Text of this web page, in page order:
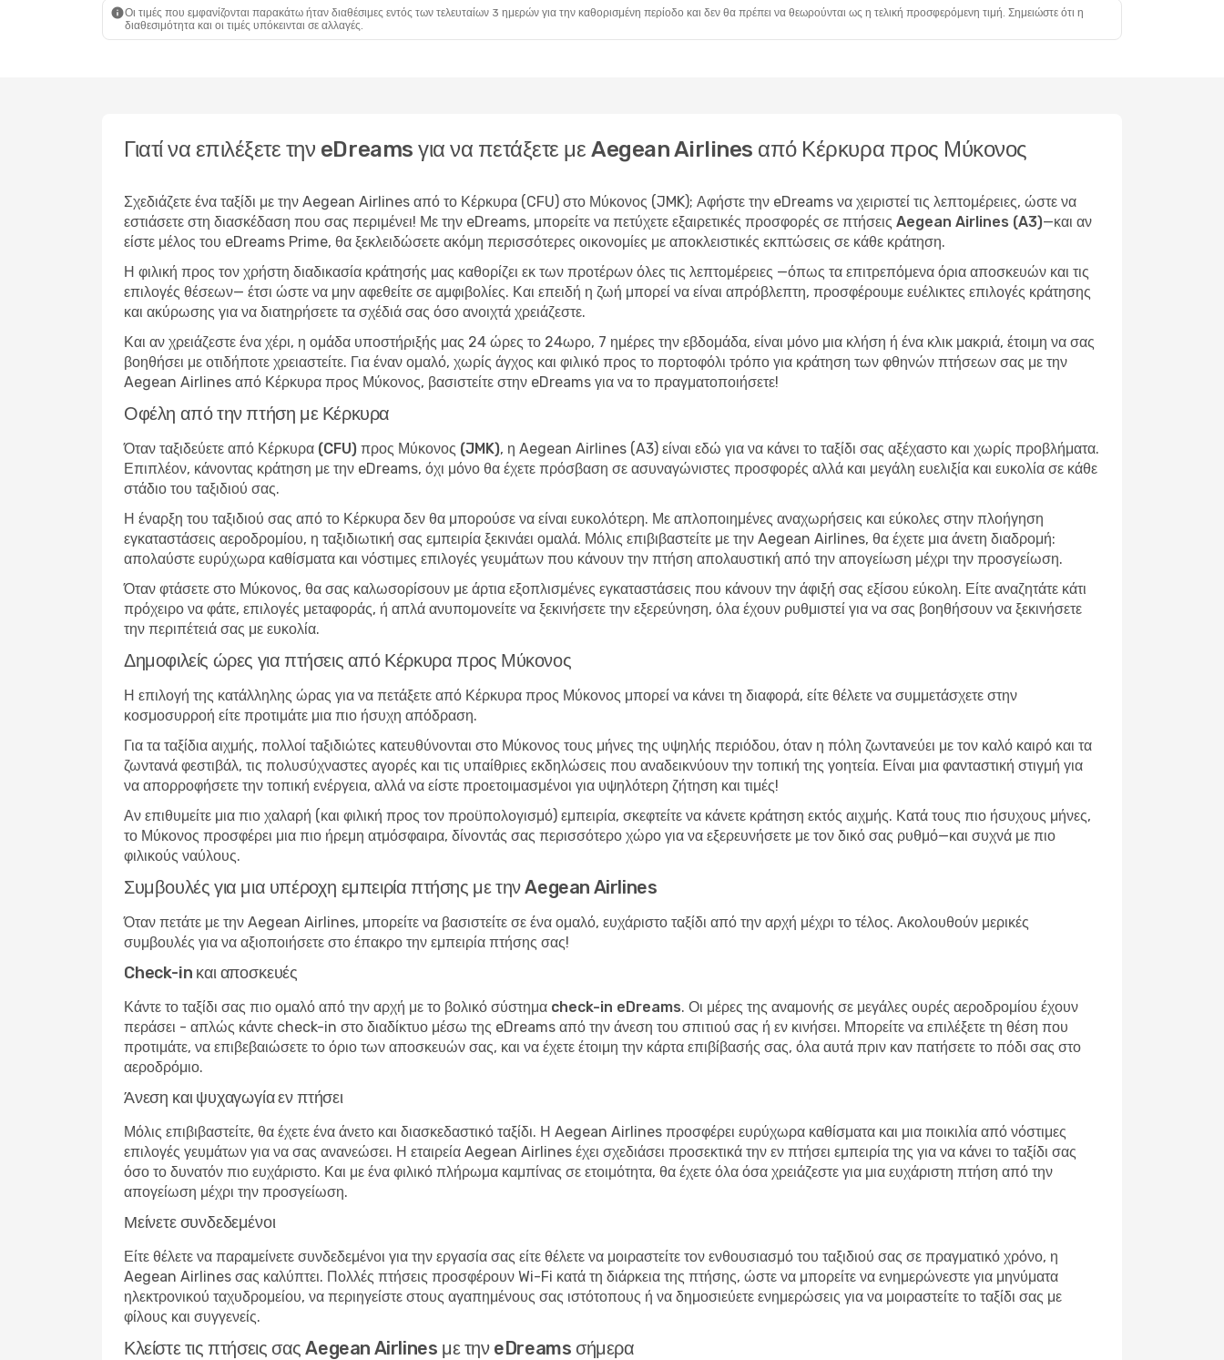
Οι τιμές που εμφανίζονται παρακάτω ήταν διαθέσιμες εντός των τελευταίων 3 ημερών για την καθορισμένη περίοδο και δεν θα πρέπει να θεωρούνται ως η τελική προσφερόμενη τιμή. Σημειώστε ότι η
διαθεσιμότητα και οι τιμές υπόκεινται σε αλλαγές.
Γιατί να επιλέξετε την eDreams για να πετάξετε με Aegean Airlines από Κέρκυρα προς Μύκονος
Σχεδιάζετε ένα ταξίδι με την Aegean Airlines από το Κέρκυρα (CFU) στο Μύκονος (JMK); Αφήστε την eDreams να χειριστεί τις λεπτομέρειες, ώστε να
εστιάσετε στη διασκέδαση που σας περιμένει! Με την eDreams, μπορείτε να πετύχετε εξαιρετικές προσφορές σε πτήσεις Aegean Airlines (A3)—και αν
είστε μέλος του eDreams Prime, θα ξεκλειδώσετε ακόμη περισσότερες οικονομίες με αποκλειστικές εκπτώσεις σε κάθε κράτηση.
Η φιλική προς τον χρήστη διαδικασία κράτησής μας καθορίζει εκ των προτέρων όλες τις λεπτομέρειες —όπως τα επιτρεπόμενα όρια αποσκευών και τις
επιλογές θέσεων— έτσι ώστε να μην αφεθείτε σε αμφιβολίες. Και επειδή η ζωή μπορεί να είναι απρόβλεπτη, προσφέρουμε ευέλικτες επιλογές κράτησης
και ακύρωσης για να διατηρήσετε τα σχέδιά σας όσο ανοιχτά χρειάζεστε.
Και αν χρειάζεστε ένα χέρι, η ομάδα υποστήριξής μας 24 ώρες το 24ωρο, 7 ημέρες την εβδομάδα, είναι μόνο μια κλήση ή ένα κλικ μακριά, έτοιμη να σας
βοηθήσει με οτιδήποτε χρειαστείτε. Για έναν ομαλό, χωρίς άγχος και φιλικό προς το πορτοφόλι τρόπο για κράτηση των φθηνών πτήσεων σας με την
Aegean Airlines από Κέρκυρα προς Μύκονος, βασιστείτε στην eDreams για να το πραγματοποιήσετε!
Οφέλη από την πτήση με Κέρκυρα
Όταν ταξιδεύετε από Κέρκυρα (CFU) προς Μύκονος (JMK), η Aegean Airlines (A3) είναι εδώ για να κάνει το ταξίδι σας αξέχαστο και χωρίς προβλήματα.
Επιπλέον, κάνοντας κράτηση με την eDreams, όχι μόνο θα έχετε πρόσβαση σε ασυναγώνιστες προσφορές αλλά και μεγάλη ευελιξία και ευκολία σε κάθε
στάδιο του ταξιδιού σας.
Η έναρξη του ταξιδιού σας από το Κέρκυρα δεν θα μπορούσε να είναι ευκολότερη. Με απλοποιημένες αναχωρήσεις και εύκολες στην πλοήγηση
εγκαταστάσεις αεροδρομίου, η ταξιδιωτική σας εμπειρία ξεκινάει ομαλά. Μόλις επιβιβαστείτε με την Aegean Airlines, θα έχετε μια άνετη διαδρομή:
απολαύστε ευρύχωρα καθίσματα και νόστιμες επιλογές γευμάτων που κάνουν την πτήση απολαυστική από την απογείωση μέχρι την προσγείωση.
Όταν φτάσετε στο Μύκονος, θα σας καλωσορίσουν με άρτια εξοπλισμένες εγκαταστάσεις που κάνουν την άφιξή σας εξίσου εύκολη. Είτε αναζητάτε κάτι
πρόχειρο να φάτε, επιλογές μεταφοράς, ή απλά ανυπομονείτε να ξεκινήσετε την εξερεύνηση, όλα έχουν ρυθμιστεί για να σας βοηθήσουν να ξεκινήσετε
την περιπέτειά σας με ευκολία.
Δημοφιλείς ώρες για πτήσεις από Κέρκυρα προς Μύκονος
Η επιλογή της κατάλληλης ώρας για να πετάξετε από Κέρκυρα προς Μύκονος μπορεί να κάνει τη διαφορά, είτε θέλετε να συμμετάσχετε στην
κοσμοσυρροή είτε προτιμάτε μια πιο ήσυχη απόδραση.
Για τα ταξίδια αιχμής, πολλοί ταξιδιώτες κατευθύνονται στο Μύκονος τους μήνες της υψηλής περιόδου, όταν η πόλη ζωντανεύει με τον καλό καιρό και τα
ζωντανά φεστιβάλ, τις πολυσύχναστες αγορές και τις υπαίθριες εκδηλώσεις που αναδεικνύουν την τοπική της γοητεία. Είναι μια φανταστική στιγμή για
να απορροφήσετε την τοπική ενέργεια, αλλά να είστε προετοιμασμένοι για υψηλότερη ζήτηση και τιμές!
Αν επιθυμείτε μια πιο χαλαρή (και φιλική προς τον προϋπολογισμό) εμπειρία, σκεφτείτε να κάνετε κράτηση εκτός αιχμής. Κατά τους πιο ήσυχους μήνες,
το Μύκονος προσφέρει μια πιο ήρεμη ατμόσφαιρα, δίνοντάς σας περισσότερο χώρο για να εξερευνήσετε με τον δικό σας ρυθμό—και συχνά με πιο
φιλικούς ναύλους.
Συμβουλές για μια υπέροχη εμπειρία πτήσης με την Aegean Airlines
Όταν πετάτε με την Aegean Airlines, μπορείτε να βασιστείτε σε ένα ομαλό, ευχάριστο ταξίδι από την αρχή μέχρι το τέλος. Ακολουθούν μερικές
συμβουλές για να αξιοποιήσετε στο έπακρο την εμπειρία πτήσης σας!
Check-in και αποσκευές
Κάντε το ταξίδι σας πιο ομαλό από την αρχή με το βολικό σύστημα check-in eDreams. Οι μέρες της αναμονής σε μεγάλες ουρές αεροδρομίου έχουν
περάσει - απλώς κάντε check-in στο διαδίκτυο μέσω της eDreams από την άνεση του σπιτιού σας ή εν κινήσει. Μπορείτε να επιλέξετε τη θέση που
προτιμάτε, να επιβεβαιώσετε το όριο των αποσκευών σας, και να έχετε έτοιμη την κάρτα επιβίβασής σας, όλα αυτά πριν καν πατήσετε το πόδι σας στο
αεροδρόμιο.
Άνεση και ψυχαγωγία εν πτήσει
Μόλις επιβιβαστείτε, θα έχετε ένα άνετο και διασκεδαστικό ταξίδι. Η Aegean Airlines προσφέρει ευρύχωρα καθίσματα και μια ποικιλία από νόστιμες
επιλογές γευμάτων για να σας ανανεώσει. Η εταιρεία Aegean Airlines έχει σχεδιάσει προσεκτικά την εν πτήσει εμπειρία της για να κάνει το ταξίδι σας
όσο το δυνατόν πιο ευχάριστο. Και με ένα φιλικό πλήρωμα καμπίνας σε ετοιμότητα, θα έχετε όλα όσα χρειάζεστε για μια ευχάριστη πτήση από την
απογείωση μέχρι την προσγείωση.
Μείνετε συνδεδεμένοι
Είτε θέλετε να παραμείνετε συνδεδεμένοι για την εργασία σας είτε θέλετε να μοιραστείτε τον ενθουσιασμό του ταξιδιού σας σε πραγματικό χρόνο, η
Aegean Airlines σας καλύπτει. Πολλές πτήσεις προσφέρουν Wi-Fi κατά τη διάρκεια της πτήσης, ώστε να μπορείτε να ενημερώνεστε για μηνύματα
ηλεκτρονικού ταχυδρομείου, να περιηγείστε στους αγαπημένους σας ιστότοπους ή να δημοσιεύετε ενημερώσεις για να μοιραστείτε το ταξίδι σας με
φίλους και συγγενείς.
Κλείστε τις πτήσεις σας Aegean Airlines με την eDreams σήμερα